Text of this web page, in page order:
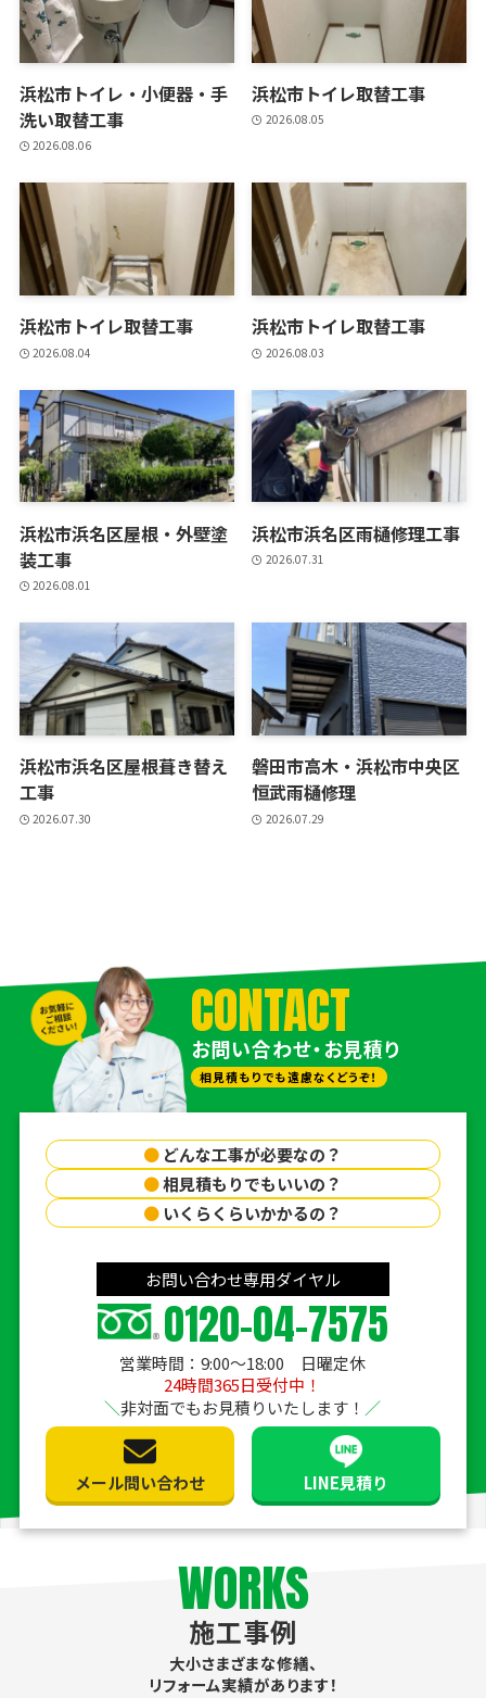
浜松市トイレ・小便器・手
洗い取替工事
2026.08.06
浜松市トイレ取替工事
2026.08.05
浜松市トイレ取替工事
2026.08.04
浜松市トイレ取替工事
2026.08.03
浜松市浜名区屋根・外壁塗
装工事
2026.08.01
浜松市浜名区雨樋修理工事
2026.07.31
浜松市浜名区屋根葺き替え
工事
2026.07.30
磐田市高木・浜松市中央区
恒武雨樋修理
2026.07.29
CONTACT
お問い合わせ・お見積り
相見積もりでも遠慮なくどうぞ！
● どんな工事が必要なの？
●相見積もりでもいいの？
● いくらくらいかかるの？
お問い合わせ専用ダイヤル
0120-04-7575
営業時間：9:00〜18:00 日曜定休
24時間365日受付中！
非対面でもお見積りいたします！
メール問い合わせ LINE見積り
WORKS
施工事例
大小さまざまな修繕、
リフォーム実績があります！